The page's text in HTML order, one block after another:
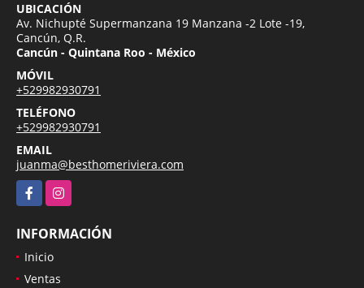
UBICACIÓN
Av. Nichupté Supermanzana 19 Manzana -2 Lote -19,
Cancún, Q.R.
Cancún - Quintana Roo - México
MÓVIL
+529982930791
TELÉFONO
+529982930791
EMAIL
juanma@besthomeriviera.com
FacebookInstagram
INFORMACIÓN
Inicio
Ventas